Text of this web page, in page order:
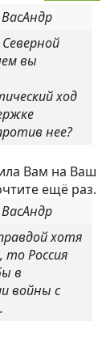
Северной
вы
ход
нее?
Вам на Ваш
ещё раз.
хотя
то Россия
в
войны с